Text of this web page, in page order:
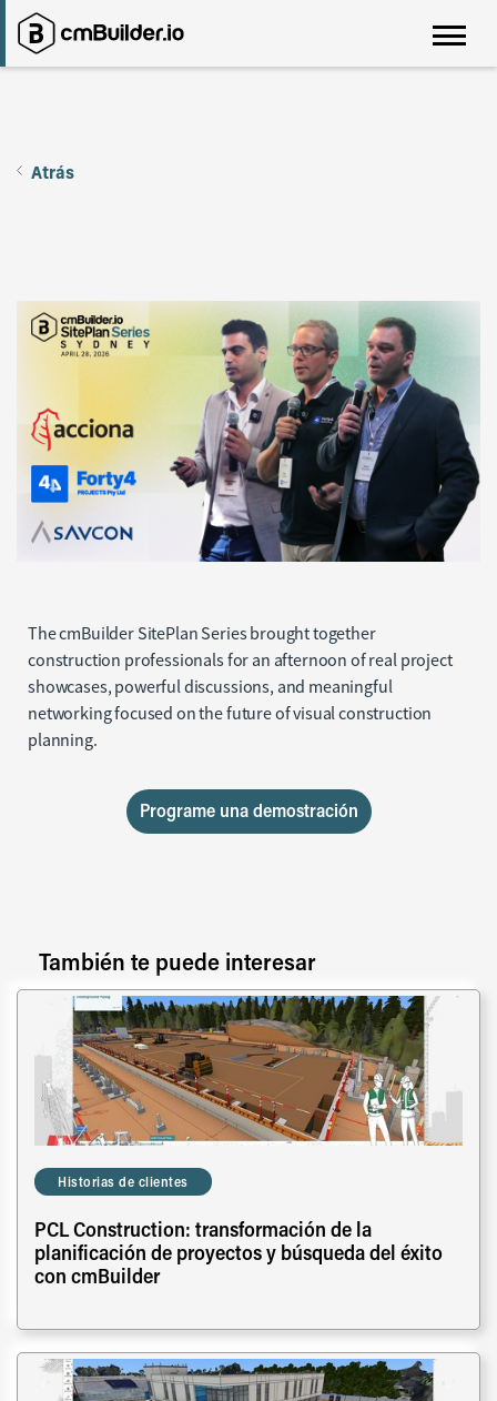
Atrás
SitePlan Series - Sydney
Apr 28, 2026
The cmBuilder SitePlan Series brought together
construction professionals for an afternoon of real project
showcases, powerful discussions, and meaningful
networking focused on the future of visual construction
planning.
Programe una demostración
También te puede interesar
Historias de clientes
PCL Construction: transformación de la
planificación de proyectos y búsqueda del éxito
con cmBuilder